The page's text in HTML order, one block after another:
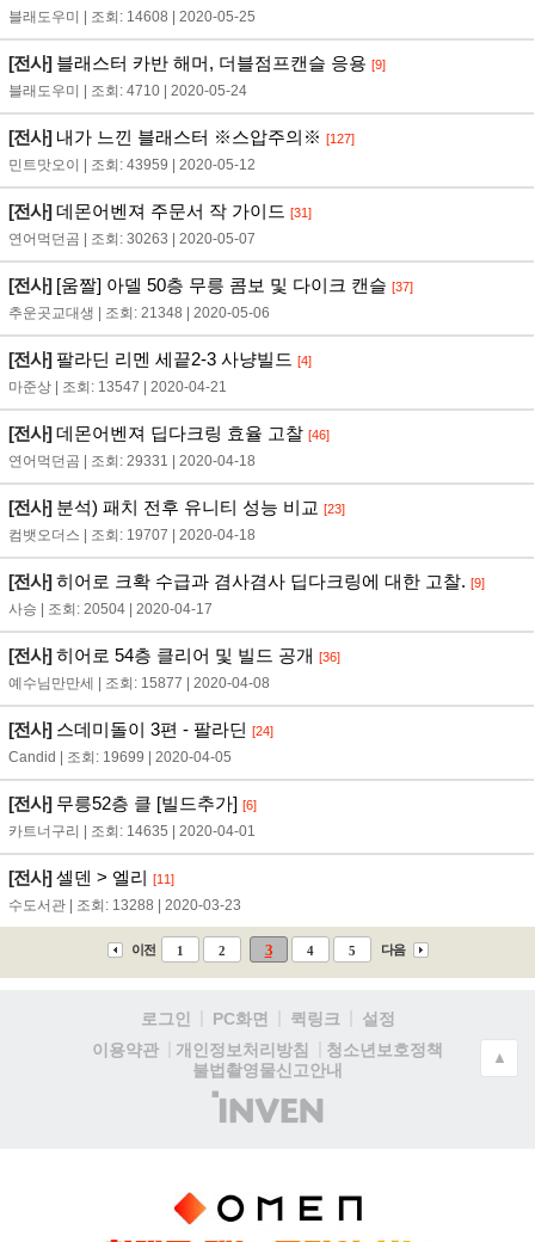
블래도우미 | 조회: 14608 | 2020-05-25
[전사]블래스터 카반 해머, 더블점프캔슬 응용 [9]
블래도우미 | 조회: 4710 | 2020-05-24
[전사]내가 느낀 블래스터 ※스압주의※ [127]
민트맛오이 | 조회: 43959 | 2020-05-12
[전사]데몬어벤져 주문서 작 가이드 [31]
연어먹던곰 | 조회: 30263 | 2020-05-07
[전사][움짤] 아델 50층 무릉 콤보 및 다이크 캔슬 [37]
추운곳교대생 | 조회: 21348 | 2020-05-06
[전사]팔라딘 리멘 세끝2-3 사냥빌드 [4]
마준상 | 조회: 13547 | 2020-04-21
[전사]데몬어벤져 딥다크링 효율 고찰 [46]
연어먹던곰 | 조회: 29331 | 2020-04-18
[전사]분석) 패치 전후 유니티 성능 비교 [23]
컴뱃오더스 | 조회: 19707 | 2020-04-18
[전사]히어로 크확 수급과 겸사겸사 딥다크링에 대한 고찰. [9]
사승 | 조회: 20504 | 2020-04-17
[전사]히어로 54층 클리어 및 빌드 공개 [36]
예수님만만세 | 조회: 15877 | 2020-04-08
[전사]스데미돌이 3편 - 팔라딘 [24]
Candid | 조회: 19699 | 2020-04-05
[전사]무릉52층 클 [빌드추가] [6]
카트너구리 | 조회: 14635 | 2020-04-01
[전사]셀덴 > 엘리 [11]
수도서관 | 조회: 13288 | 2020-03-23
이전 1 2 3 4 5 다음
로그인 PC화면 퀵링크
설정
이용약관
개인정보처리방침
청소년보호정책
불법촬영물신고안내
(주)
인
▲